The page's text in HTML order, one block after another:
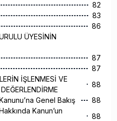
82
83
86
ÜYESİNİN
87
87
İŞLENMESİ VE
88
Genel Bakış
88
Kanun’un
88